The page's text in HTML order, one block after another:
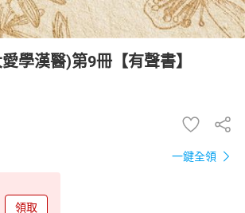
學漢醫)第9冊【有聲書】
一鍵全領
領取